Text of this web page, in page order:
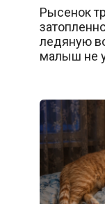
Рысенок
ледяную
малыш не